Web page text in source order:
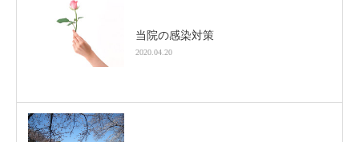
当院の感染対策
2020.04.20